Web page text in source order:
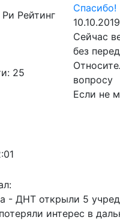
Ри Рейтинг
25
Спасибо!
Сейчас
без
вопросу
Если не
- ДНТ открыли 5
интерес в